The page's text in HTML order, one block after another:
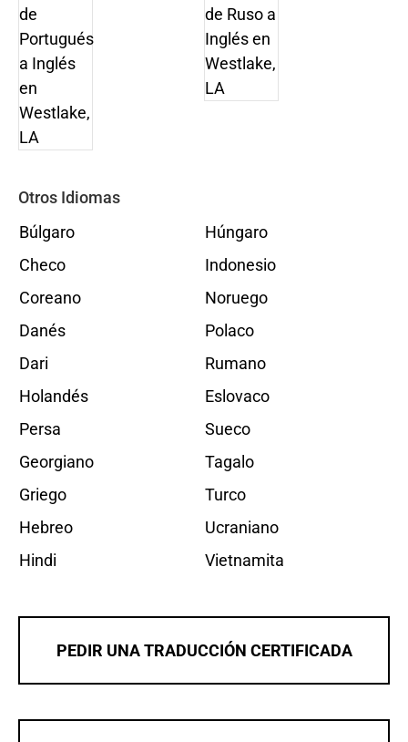
Otros Idiomas
Búlgaro
Checo
Coreano
Danés
Dari
Holandés
Persa
Georgiano
Griego
Hebreo
Hindi
Húngaro
Indonesio
Noruego
Polaco
Rumano
Eslovaco
Sueco
Tagalo
Turco
Ucraniano
Vietnamita
PEDIR UNA TRADUCCIÓN CERTIFICADA